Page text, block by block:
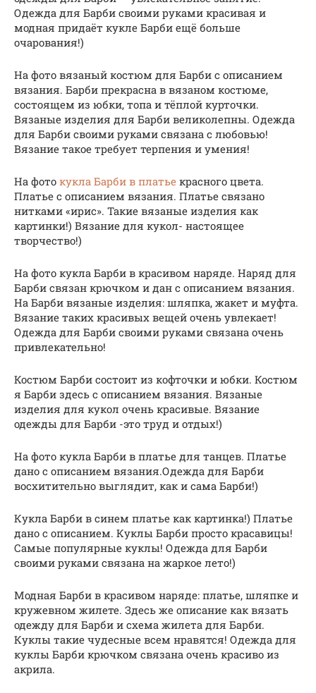
Одежда для Барби своими руками красивая и
модная придаёт кукле Барби ещё больше
очарования!)
На фото вязаный костюм для Барби с описанием
вязания. Барби прекрасна в вязаном костюме,
состоящем из юбки, топа и тёплой курточки.
Вязаные изделия для Барби великолепны. Одежда
для Барби своими руками связана с любовью!
Вязание такое требует терпения и умения!
На фото кукла Барби в платье красного цвета.
Платье с описанием вязания. Платье связано
нитками «ирис». Такие вязаные изделия как
картинки!) Вязание для кукол- настоящее
творчество!)
На фото кукла Барби в красивом наряде. Наряд для
Барби связан крючком и дан с описанием вязания.
На Барби вязаные изделия: шляпка, жакет и муфта.
Вязание таких красивых вещей очень увлекает!
Одежда для Барби своими руками связана очень
привлекательно!
Костюм Барби состоит из кофточки и юбки. Костюм
я Барби здесь с описанием вязания. Вязаные
изделия для кукол очень красивые. Вязание
одежды для Барби -это труд и отдых!)
На фото кукла Барби в платье для танцев. Платье
дано с описанием вязания.Одежда для Барби
восхитительно выглядит, как и сама Барби!)
Кукла Барби в синем платье как картинка!) Платье
дано с описанием. Куклы Барби просто красавицы!
Самые популярные куклы! Одежда для Барби
своими руками связана на жаркое лето!)
Модная Барби в красивом наряде: платье, шляпке и
кружевном жилете. Здесь же описание как вязать
одежду для Барби и схема жилета для Барби.
Куклы такие чудесные всем нравятся! Одежда для
куклы Барби крючком связана очень красиво из
акрила.